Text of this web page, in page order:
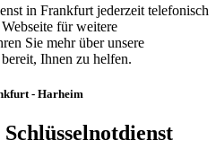
in Frankfurt jederzeit telefonisch
für weitere
Sie mehr über unsere
Ihnen zu helfen.
- Harheim